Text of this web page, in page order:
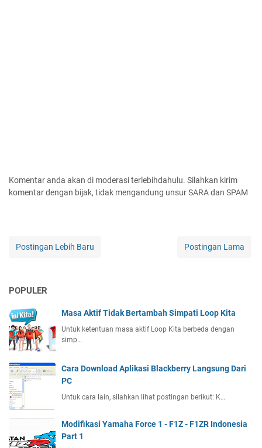
Komentar anda akan di moderasi terlebihdahulu. Silahkan kirim
komentar dengan bijak, tidak mengandung unsur SARA dan SPAM
Postingan Lebih Baru Postingan Lama
POPULER
Masa Aktif Tidak Bertambah Simpati Loop Kita
Untuk ketentuan masa aktif Loop Kita berbeda dengan
simp…
Cara Download Aplikasi Blackberry Langsung Dari
PC
Untuk cara lain, silahkan lihat postingan berikut: K…
Modifikasi Yamaha Force 1 - F1Z - F1ZR Indonesia
Part 1